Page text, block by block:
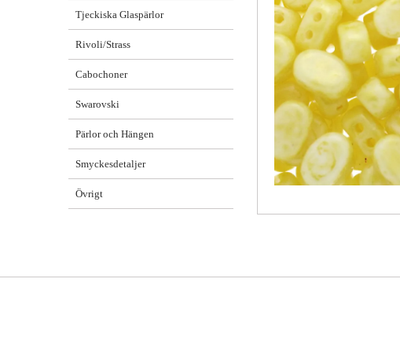
Tjeckiska Glaspärlor
Rivoli/Strass
Cabochoner
Swarovski
Pärlor och Hängen
Smyckesdetaljer
Övrigt